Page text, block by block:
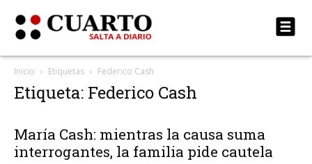
Inicio Etiquetas Federico Cash
Etiqueta: Federico Cash
María Cash: mientras la causa suma
interrogantes, la familia pide cautela